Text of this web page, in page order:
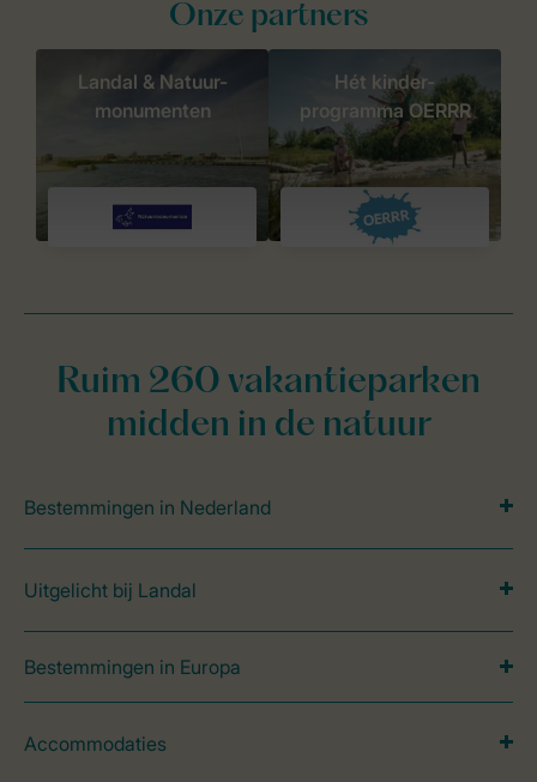
Onze partners
Landal & Natuur-
monumenten
Hét kinder-
programma OERRR
Ruim 260 vakantieparken
midden in de natuur
Bestemmingen in Nederland
Uitgelicht bij Landal
Bestemmingen in Europa
Accommodaties